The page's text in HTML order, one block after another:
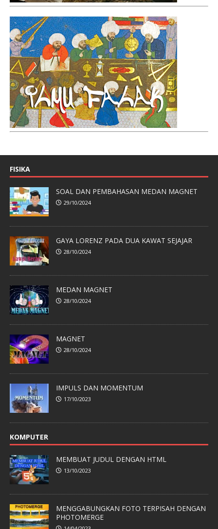
FISIKA
SOAL DAN PEMBAHASAN MEDAN MAGNET
29/10/2024
GAYA LORENZ PADA DUA KAWAT SEJAJAR
28/10/2024
MEDAN MAGNET
28/10/2024
MAGNET
28/10/2024
IMPULS DAN MOMENTUM
17/10/2023
KOMPUTER
MEMBUAT JUDUL DENGAN HTML
13/10/2023
MENGGABUNGKAN FOTO TERPISAH DENGAN
PHOTOMERGE